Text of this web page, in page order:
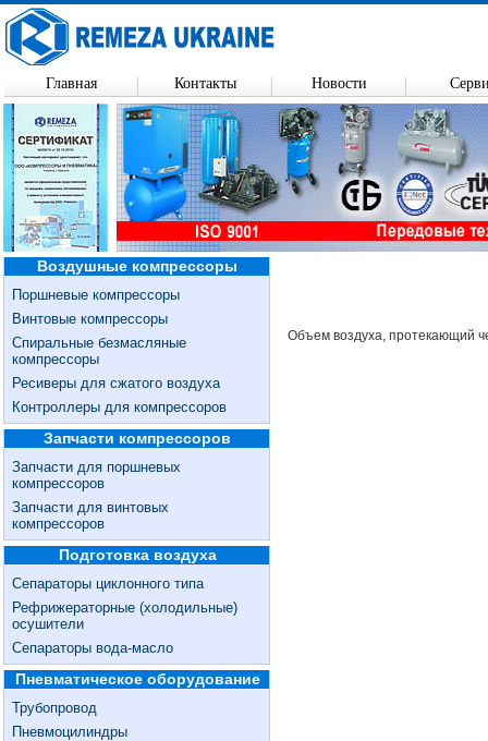
Воздушные компрессоры
Поршневые компрессоры
Винтовые компрессоры
Спиральные безмасляные
компрессоры
Ресиверы для сжатого воздуха
Контроллеры для компрессоров
Запчасти компрессоров
Запчасти для поршневых
компрессоров
Запчасти для винтовых
компрессоров
Подготовка воздуха
Сепараторы циклонного типа
Рефрижераторные (холодильные)
осушители
Сепараторы вода-масло
Пневматическое оборудование
Трубопровод
Пневмоцилиндры
Объем воздуха, протекающий
Главная Контакты Новости